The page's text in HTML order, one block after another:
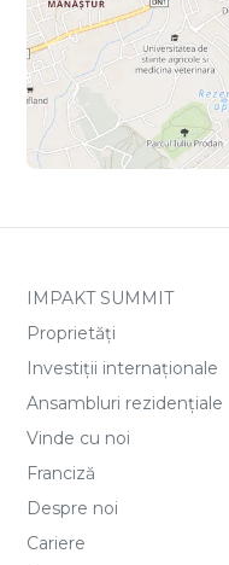
IMPAKT SUMMIT
Proprietăți
Investiții internaționale
Ansambluri rezidențiale
Vinde cu noi
Franciză
Despre noi
Cariere